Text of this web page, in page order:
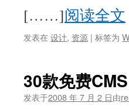
[……]阅读全文
发表在 设计, 资源 | 标签为
30款免费
发表于2008 年 7 月 2 日由